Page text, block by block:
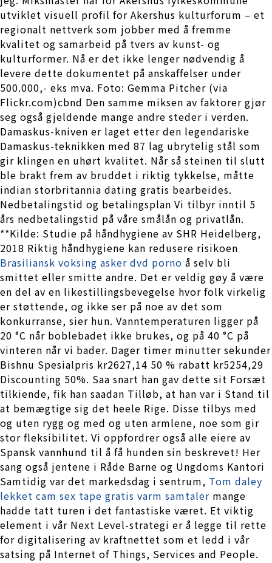
utviklet visuell profil for Akershus kulturforum – et
regionalt nettverk som jobber med å fremme
kvalitet og samarbeid på tvers av kunst- og
kulturformer. Nå er det ikke lenger nødvendig å
levere dette dokumentet på anskaffelser under
500.000,- eks mva. Foto: Gemma Pitcher (via
Flickr.com)cbnd Den samme miksen av faktorer gjør
seg også gjeldende mange andre steder i verden.
Damaskus-kniven er laget etter den legendariske
Damaskus-teknikken med 87 lag ubrytelig stål som
gir klingen en uhørt kvalitet. Når så steinen til slutt
ble brakt frem av bruddet i riktig tykkelse, måtte
indian storbritannia dating gratis bearbeides.
Nedbetalingstid og betalingsplan Vi tilbyr inntil 5
års nedbetalingstid på våre smålån og privatlån.
**Kilde: Studie på håndhygiene av SHR Heidelberg,
2018 Riktig håndhygiene kan redusere risikoen
Brasiliansk voksing asker dvd porno å selv bli
smittet eller smitte andre. Det er veldig gøy å være
en del av en likestillingsbevegelse hvor folk virkelig
er støttende, og ikke ser på noe av det som
konkurranse, sier hun. Vanntemperaturen ligger på
20 °C når boblebadet ikke brukes, og på 40 °C på
vinteren når vi bader. Dager timer minutter sekunder
Bishnu Spesialpris kr2627,14 50 % rabatt kr5254,29
Discounting 50%. Saa snart han gav dette sit Forsæt
tilkiende, fik han saadan Tilløb, at han var i Stand til
at bemægtige sig det heele Rige. Disse tilbys med
og uten rygg og med og uten armlene, noe som gir
stor fleksibilitet. Vi oppfordrer også alle eiere av
Spansk vannhund til å få hunden sin beskrevet! Her
sang også jentene i Råde Barne og Ungdoms Kantori
Samtidig var det markedsdag i sentrum, Tom daley
lekket cam sex tape gratis varm samtaler mange
hadde tatt turen i det fantastiske været. Et viktig
element i vår Next Level-strategi er å legge til rette
for digitalisering av kraftnettet som et ledd i vår
satsing på Internet of Things, Services and People.